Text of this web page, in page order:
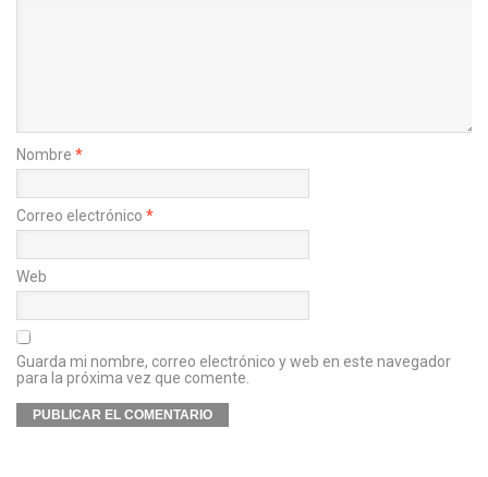
Nombre *
Correo electrónico *
Web
Guarda mi nombre, correo electrónico y web en este navegador
para la próxima vez que comente.